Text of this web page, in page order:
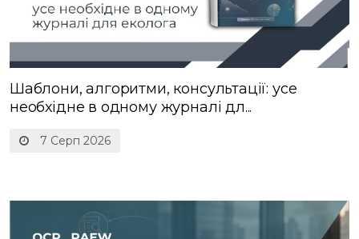
7 Серп 2026
Шаблони, алгоритми, консультації: усе
необхідне в одному журналі дл...